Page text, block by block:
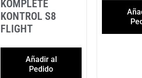
KOMPLETE
KONTROL S8
FLIGHT
Añadir al
Pedido